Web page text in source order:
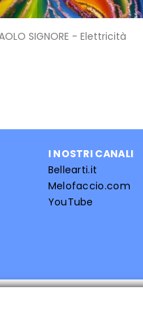
Anteprima
SIGNORE - Elettricità
I NOSTRI CANALI
Bellearti.it
Melofaccio.com
YouTube